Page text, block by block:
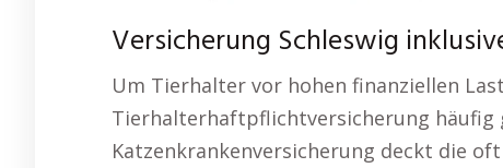
Versicherung Schleswig
Um Tierhalter vor hohen finanziellen
Tierhalterhaftpflichtversicherung häufig
Katzenkrankenversicherung deckt die